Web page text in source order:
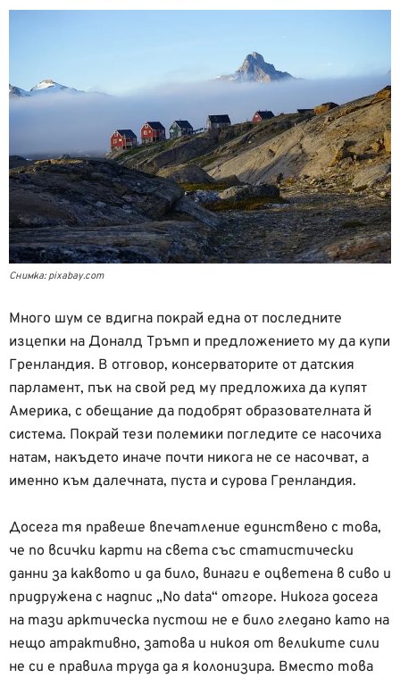
Снимка: pixabay.com
Много шум се вдигна покрай една от последните
изцепки на Доналд Тръмп и предложението му да купи
Гренландия. В отговор, консерваторите от датския
парламент, пък на свой ред му предложиха да купят
Америка, с обещание да подобрят образователната й
система. Покрай тези полемики погледите се насочиха
натам, накъдето иначе почти никога не се насочват, а
именно към далечната, пуста и сурова Гренландия.
Досега тя правеше впечатление единствено с това,
че по всички карти на света със статистически
данни за каквото и да било, винаги е оцветена в сиво и
придружена с надпис „No data“ отгоре. Никога досега
на тази арктическа пустош не е било гледано като на
нещо атрактивно, затова и никоя от великите сили
не си е правила труда да я колонизира. Вместо това